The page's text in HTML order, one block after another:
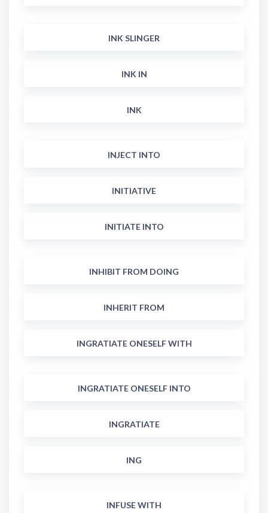
INK SLINGER
INK IN
INK
INJECT INTO
INITIATIVE
INITIATE INTO
INHIBIT FROM DOING
INHERIT FROM
INGRATIATE ONESELF WITH
INGRATIATE ONESELF INTO
INGRATIATE
ING
INFUSE WITH